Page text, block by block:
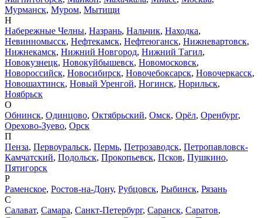
Мурманск, Муром, Мытищи
Н
Набережные Челны, Назрань, Нальчик, Находка,
Невинномысск, Нефтекамск, Нефтеюганск, Нижневартовск,
Нижнекамск, Нижний Новгород, Нижний Тагил,
Новокузнецк, Новокуйбышевск, Новомосковск,
Новороссийск, Новосибирск, Новочебоксарск, Новочеркасск,
Новошахтинск, Новый Уренгой, Ногинск, Норильск,
Ноябрьск
О
Обнинск, Одинцово, Октябрьский, Омск, Орёл, Оренбург,
Орехово-Зуево, Орск
П
Пенза, Первоуральск, Пермь, Петрозаводск, Петропавловск-
Камчатский, Подольск, Прокопьевск, Псков, Пушкино,
Пятигорск
Р
Раменское, Ростов-на-Дону, Рубцовск, Рыбинск, Рязань
С
Салават, Самара, Санкт-Петербург, Саранск, Саратов,